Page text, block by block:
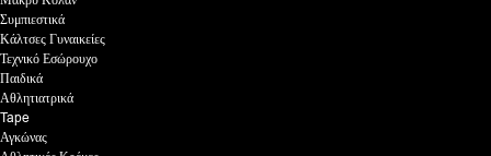
Συμπιεστικά
Κάλτσες Γυναικείες
Τεχνικό Εσώρουχο
Παιδικά
Αθλητιατρικά
Tape
Αγκώνας